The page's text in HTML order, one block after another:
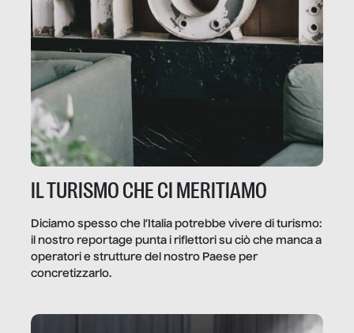
IL TURISMO CHE CI MERITIAMO
Diciamo spesso che l’Italia potrebbe vivere di turismo:
il nostro reportage punta i riflettori su ciò che manca a
operatori e strutture del nostro Paese per
concretizzarlo.